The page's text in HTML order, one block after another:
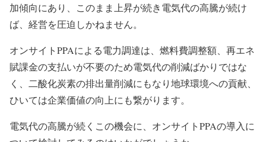
加傾向にあり、このまま上昇が続き電気代の高騰が続け
ば、経営を圧迫しかねません。
オンサイトPPAによる電力調達は、燃料費調整額、再エネ
賦課金の支払いが不要のため電気代の削減ばかりではな
く、二酸化炭素の排出量削減にもなり地球環境への貢献、
ひいては企業価値の向上にも繋がります。
電気代の高騰が続くこの機会に、オンサイトPPAの導入に